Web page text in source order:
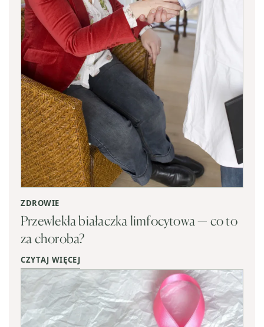
ZDROWIE
Przewlekła białaczka limfocytowa — co to
za choroba?
CZYTAJ WIĘCEJ